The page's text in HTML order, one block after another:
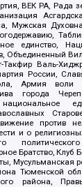
ВЕК РА, Рада
Мужская
единство,
Объединенный
Валь-
России,
Армия воли
города
против
и о
Братство, Клуб
Мусульманская
Тюменской
района,